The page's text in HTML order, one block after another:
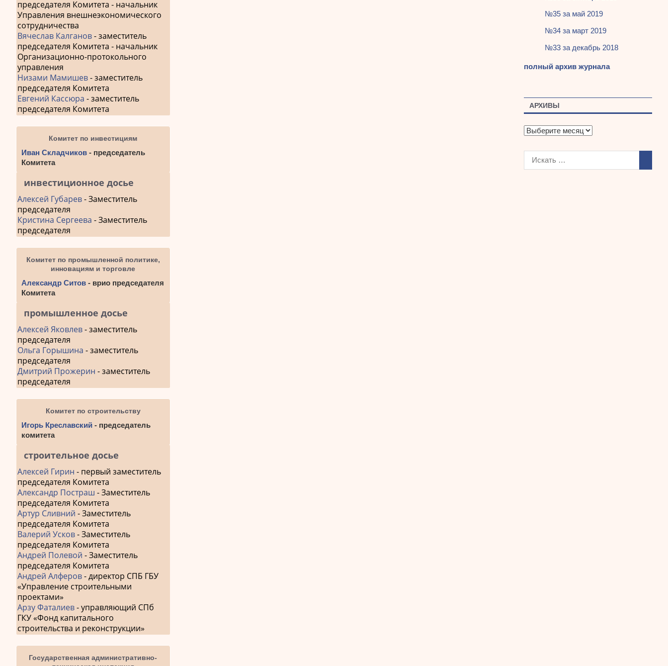
председателя Комитета - начальник
Управления внешнеэкономического
сотрудничества
Вячеслав Калганов- заместитель
председателя Комитета - начальник
Организационно-протокольного
управления
Низами Мамишев- заместитель
председателя Комитета
Евгений Кассюра - заместитель
председателя Комитета
Комитет по инвестициям
Иван Складчиков - председатель
Комитета
инвестиционное досье
Алексей Губарев- Заместитель
председателя
Кристина Сергеева - Заместитель
председателя
Комитет по промышленной политике,
инновациям и торговле
Александр Ситов - врио председателя
Комитета
промышленное досье
Алексей Яковлев- заместитель
председателя
Ольга Горышина - заместитель
председателя
Дмитрий Прожерин - заместитель
председателя
Комитет по строительству
Игорь Креславский - председатель
комитета
строительное досье
Алексей Гирин - первый заместитель
председателя Комитета
Александр Постраш - Заместитель
председателя Комитета
Артур Сливний - Заместитель
председателя Комитета
Валерий Усков- Заместитель
председателя Комитета
Андрей Полевой - Заместитель
председателя Комитета
Андрей Алферов- директор СПБ ГБУ
«Управление строительными
проектами»
Арзу Фаталиев- управляющий СПб
ГКУ «Фонд капитального
строительства и реконструкции»
Государственная административно-
№35 за май 2019
№34 за март 2019
№33 за декабрь 2018
полный архив журнала
АРХИВЫ
А
х
в